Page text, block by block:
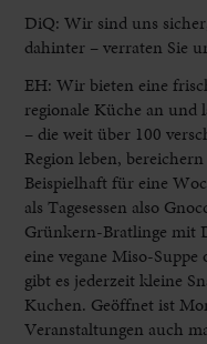
DiQ: Wir sind uns
dahinter – verraten Sie
EH: Wir bieten eine
regionale Küche an und
– die weit über 100
Region leben,
Beispielhaft für eine
als Tagesessen also
Grünkern-Bratlinge mit
eine vegane Miso-
gibt es jederzeit kleine
Kuchen. Geöffnet ist
Veranstaltungen auch